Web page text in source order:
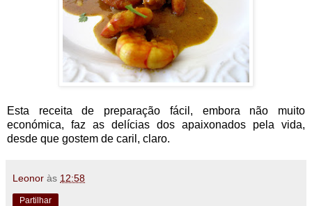
Esta receita de preparação fácil, embora não muito
económica, faz as delícias dos apaixonados pela vida,
desde que gostem de caril, claro.
Leonor às 12:58
Partilhar